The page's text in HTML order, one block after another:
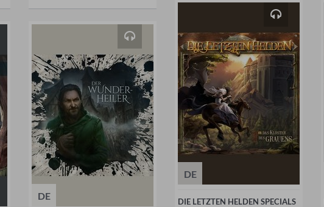
DE
DE
DIE LETZTEN HELDEN SPECIALS